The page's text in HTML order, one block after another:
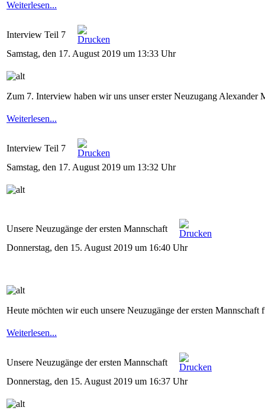
Weiterlesen...
Interview Teil 7
Samstag, den 17. August 2019 um 13:33 Uhr
Zum 7. Interview haben wir uns unser erster Neuzugang Alexander
Weiterlesen...
Interview Teil 7
Samstag, den 17. August 2019 um 13:32 Uhr
Unsere Neuzugänge der ersten Mannschaft
Donnerstag, den 15. August 2019 um 16:40 Uhr
Heute möchten wir euch unsere Neuzugänge der ersten Mannschaft
Weiterlesen...
Unsere Neuzugänge der ersten Mannschaft
Donnerstag, den 15. August 2019 um 16:37 Uhr